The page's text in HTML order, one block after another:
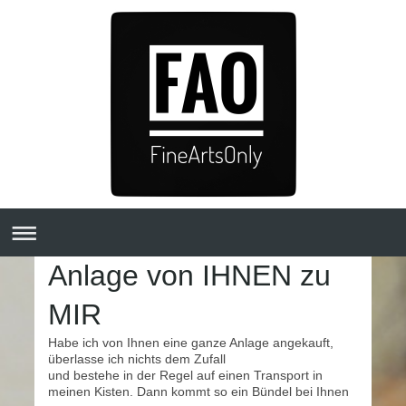
Anlage von IHNEN zu
MIR
Habe ich von Ihnen eine ganze Anlage angekauft,
überlasse ich nichts dem Zufall
und bestehe in der Regel auf einen Transport in
meinen Kisten. Dann kommt so ein Bündel bei Ihnen